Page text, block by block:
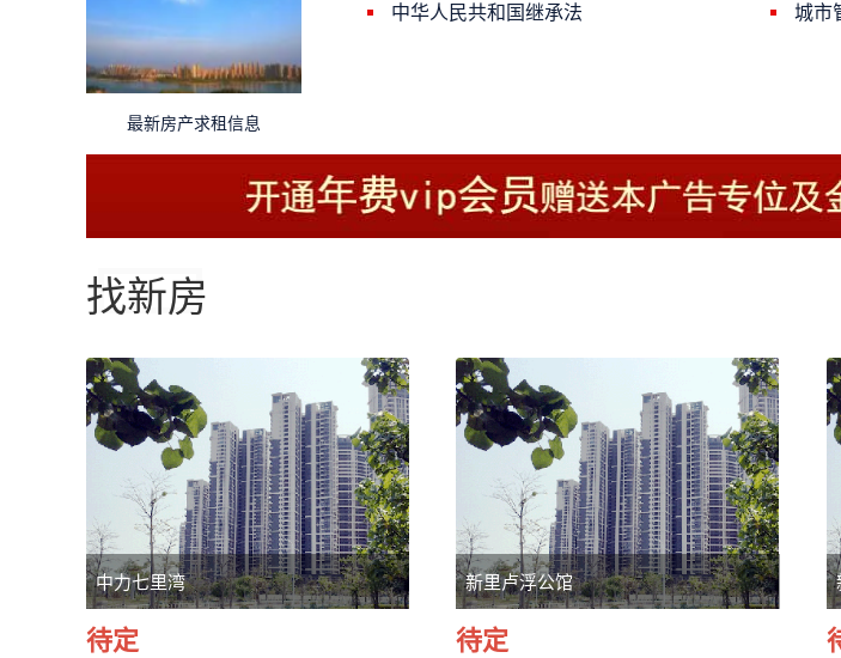
最新房产求租信息
中华人民共和国继承法 城市
找新房
中力七里湾
待定
新里卢浮公馆
待定